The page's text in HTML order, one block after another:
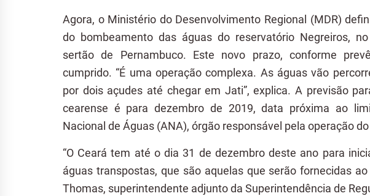
Agora, o Ministério do Desenvolvimento Regional (MDR)
do bombeamento das águas do reservatório Negreiros,
sertão de Pernambuco. Este novo prazo, conforme
cumprido. “É uma operação complexa. As águas vão
por dois açudes até chegar em Jati”, explica. A previsão
cearense é para dezembro de 2019, data próxima ao
Nacional de Águas (ANA), órgão responsável pela operação
“O Ceará tem até o dia 31 de dezembro deste ano para
águas transpostas, que são aquelas que serão fornecidas
Thomas, superintendente adjunto da Superintendência de